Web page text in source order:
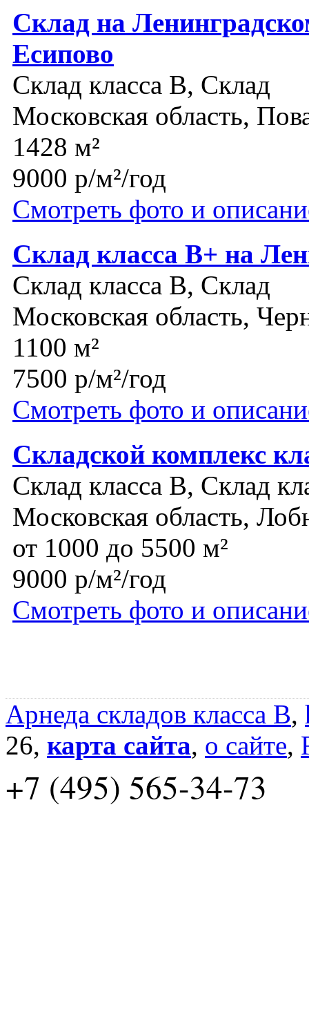
Склад на
Есипово
Склад класса B, Склад
Московская область,
1428 м²
9000 р/м²/год
Смотреть фото и
Склад класса В+ на
Склад класса B, Склад
Московская область,
1100 м²
7500 р/м²/год
Смотреть фото и
Складской комплекс
Склад класса B, Склад
Московская область,
от 1000 до 5500 м²
9000 р/м²/год
Смотреть фото и
Арнеда складов класса B,
26, карта сайта, о сайте,
+7 (495) 565-34-73